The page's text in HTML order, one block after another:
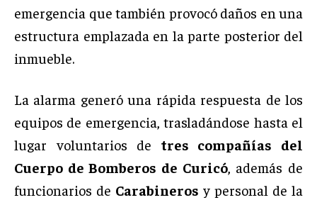
emergencia que también provocó daños en una
estructura emplazada en la parte posterior del
inmueble.
La alarma generó una rápida respuesta de los
equipos de emergencia, trasladándose hasta el
lugar voluntarios de tres compañías del
Cuerpo de Bomberos de Curicó, además de
funcionarios de Carabineros y personal de la